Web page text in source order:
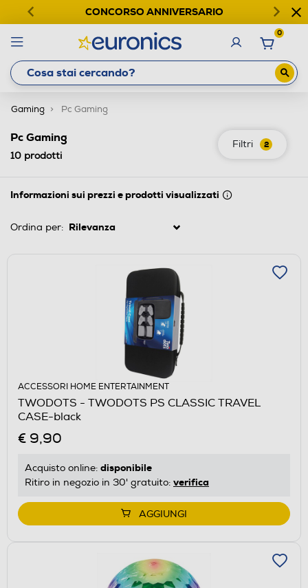
CONCORSO ANNIVERSARIO
0
Gaming Pc Gaming
Filtri 2
Pc Gaming
10 prodotti
Informazioni sui prezzi e prodotti visualizzati
Ordina per:
ACCESSORI HOME ENTERTAINMENT
TWODOTS - TWODOTS PS CLASSIC TRAVEL
CASE-black
€ 9,90
Acquisto online: disponibile
Ritiro in negozio in 30' gratuito: verifica
AGGIUNGI